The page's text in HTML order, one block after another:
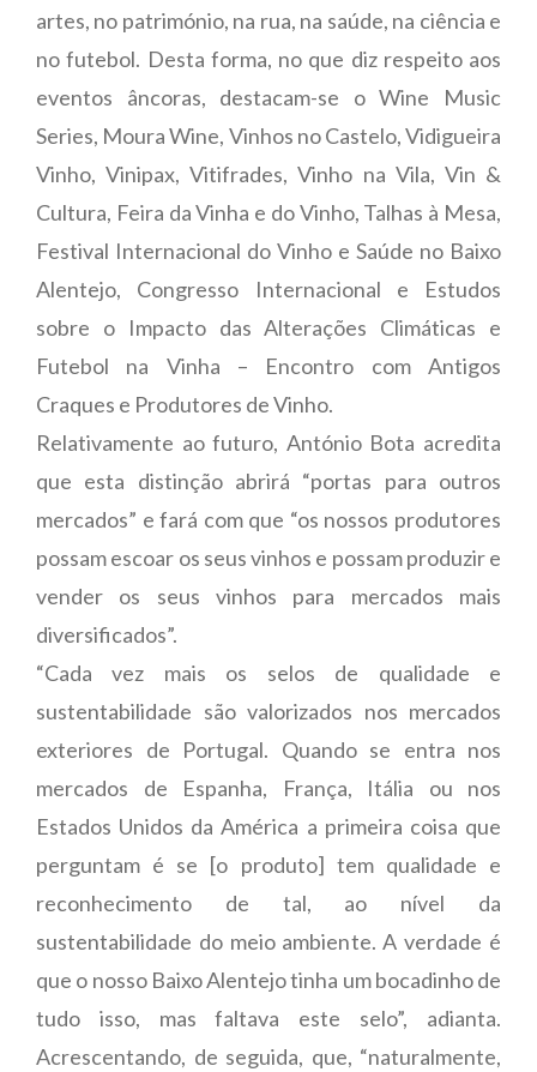
artes, no património, na rua, na saúde, na ciência e
no futebol. Desta forma, no que diz respeito aos
eventos âncoras, destacam-se o Wine Music
Series, Moura Wine, Vinhos no Castelo, Vidigueira
Vinho, Vinipax, Vitifrades, Vinho na Vila, Vin &
Cultura, Feira da Vinha e do Vinho, Talhas à Mesa,
Festival Internacional do Vinho e Saúde no Baixo
Alentejo, Congresso Internacional e Estudos
sobre o Impacto das Alterações Climáticas e
Futebol na Vinha – Encontro com Antigos
Craques e Produtores de Vinho.
Relativamente ao futuro, António Bota acredita
que esta distinção abrirá “portas para outros
mercados” e fará com que “os nossos produtores
possam escoar os seus vinhos e possam produzir e
vender os seus vinhos para mercados mais
diversificados”.
“Cada vez mais os selos de qualidade e
sustentabilidade são valorizados nos mercados
exteriores de Portugal. Quando se entra nos
mercados de Espanha, França, Itália ou nos
Estados Unidos da América a primeira coisa que
perguntam é se [o produto] tem qualidade e
reconhecimento de tal, ao nível da
sustentabilidade do meio ambiente. A verdade é
que o nosso Baixo Alentejo tinha um bocadinho de
tudo isso, mas faltava este selo”, adianta.
Acrescentando, de seguida, que, “naturalmente,